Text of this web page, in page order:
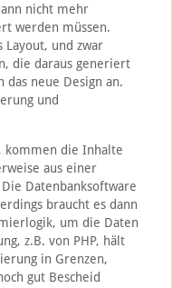
nicht mehr
werden müssen.
Layout, und zwar
die daraus generiert
neue Design an.
und
kommen die Inhalte
aus einer
Datenbanksoftware
braucht es dann
um die Daten
z.B. von PHP, hält
in Grenzen,
gut Bescheid